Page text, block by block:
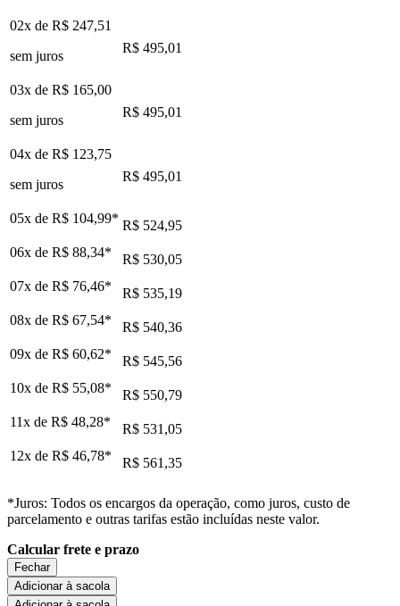
02x de R$ 247,51
sem juros
R$ 495,01
03x de R$ 165,00
sem juros
R$ 495,01
04x de R$ 123,75
sem juros
R$ 495,01
05x de R$ 104,99* R$ 524,95
06x de R$ 88,34*
R$ 530,05
07x de R$ 76,46*
R$ 535,19
08x de R$ 67,54*
R$ 540,36
09x de R$ 60,62*
R$ 545,56
10x de R$ 55,08*
R$ 550,79
11x de R$ 48,28*
R$ 531,05
12x de R$ 46,78* R$ 561,35
*Juros: Todos os encargos da operação, como juros, custo de
parcelamento e outras tarifas estão incluídas neste valor.
Calcular frete e prazo
Fechar
Adicionar à sacola